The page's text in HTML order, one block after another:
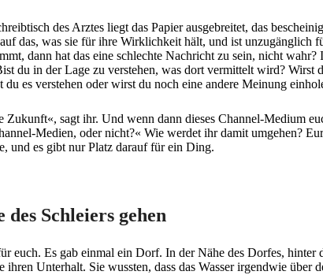
des Arztes liegt das Papier ausgebreitet, das
das, was sie für ihre Wirklichkeit hält, und ist
dann hat das eine schlechte Nachricht zu sein, nicht
du in der Lage zu verstehen, was dort vermittelt wird?
es verstehen oder wirst du noch eine andere Meinung
Zukunft«, sagt ihr. Und wenn dann dieses Channel-Medium
Medien, oder nicht?« Wie werdet ihr damit umgehen?
und es gibt nur Platz darauf für ein Ding.
Schleiers gehen
euch. Es gab einmal ein Dorf. In der Nähe des Dorfes,
ihren Unterhalt. Sie wussten, dass das Wasser irgendwie